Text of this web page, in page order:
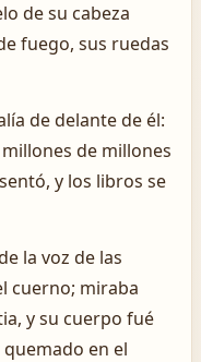
de su cabeza
fuego, sus ruedas
de delante de él:
de millones
y los libros se
la voz de las
cuerno; miraba
y su cuerpo fué
en el